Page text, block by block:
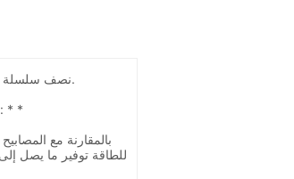
ميزات المنتج: مصباح توفير الطاقة ، T2 نصف سلسلة لولبية.
* * 1. توفير الطاقة ، صديقة للبيئة ، واقتصادية: * *